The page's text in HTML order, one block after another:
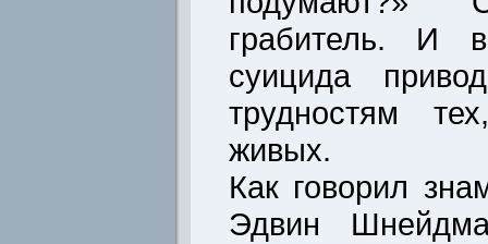
грабитель. И
суицида
трудностям
живых.
Как говорил
Эдвин